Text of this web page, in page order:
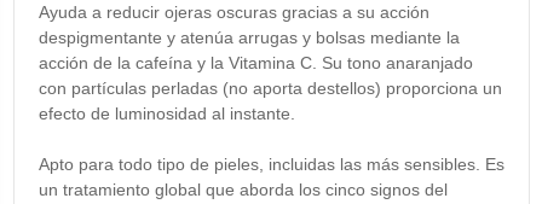
Ayuda a reducir ojeras oscuras gracias a su acción
despigmentante y atenúa arrugas y bolsas mediante la
acción de la cafeína y la Vitamina C. Su tono anaranjado
con partículas perladas (no aporta destellos) proporciona un
efecto de luminosidad al instante.
Apto para todo tipo de pieles, incluidas las más sensibles. Es
un tratamiento global que aborda los cinco signos del